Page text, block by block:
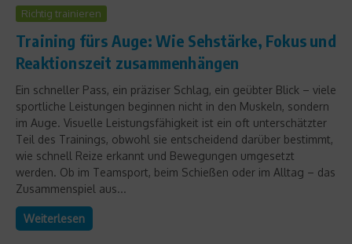
Richtig trainieren
Training fürs Auge: Wie Sehstärke, Fokus und
Reaktionszeit zusammenhängen
Ein schneller Pass, ein präziser Schlag, ein geübter Blick – viele
sportliche Leistungen beginnen nicht in den Muskeln, sondern
im Auge. Visuelle Leistungsfähigkeit ist ein oft unterschätzter
Teil des Trainings, obwohl sie entscheidend darüber bestimmt,
wie schnell Reize erkannt und Bewegungen umgesetzt
werden. Ob im Teamsport, beim Schießen oder im Alltag – das
Zusammenspiel aus...
Weiterlesen